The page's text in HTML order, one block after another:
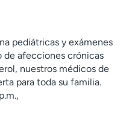
pediátricas y exámenes
afecciones crónicas
nuestros médicos de
para toda su familia.